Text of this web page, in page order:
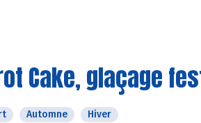
Cake, glaçage
Automne Hiver